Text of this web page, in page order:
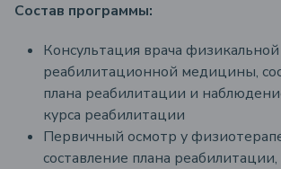
Состав программы:
Консультация врача
реабилитационной медицины,
плана реабилитации и
курса реабилитации
Первичный осмотр у
составление плана реабилитации,